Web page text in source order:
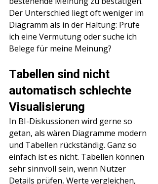
Der Unterschied liegt oft weniger im
Diagramm als in der Haltung: Prüfe
ich eine Vermutung oder suche ich
Belege für meine Meinung?
Tabellen sind nicht
automatisch schlechte
Visualisierung
In BI-Diskussionen wird gerne so
getan, als wären Diagramme modern
und Tabellen rückständig. Ganz so
einfach ist es nicht. Tabellen können
sehr sinnvoll sein, wenn Nutzer
Details prüfen, Werte vergleichen,